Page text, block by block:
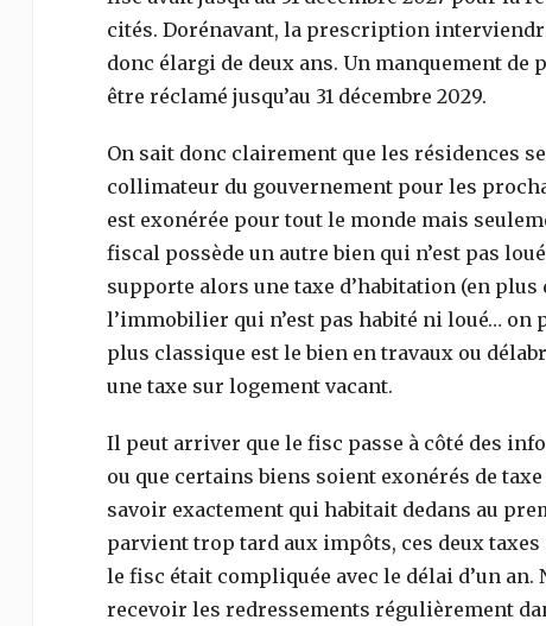
cités. Dorénavant, la prescription
donc élargi de deux ans. Un manquement de
être réclamé jusqu’au 31 décembre 2029.
On sait donc clairement que les résidences
collimateur du gouvernement pour les
est exonérée pour tout le monde mais
fiscal possède un autre bien qui n’est pas
supporte alors une taxe d’habitation (en plus
l’immobilier qui n’est pas habité ni loué… on
plus classique est le bien en travaux ou
une taxe sur logement vacant.
Il peut arriver que le fisc passe à côté des
ou que certains biens soient exonérés de
savoir exactement qui habitait dedans au
parvient trop tard aux impôts, ces deux
le fisc était compliquée avec le délai d’un
recevoir les redressements régulièrement